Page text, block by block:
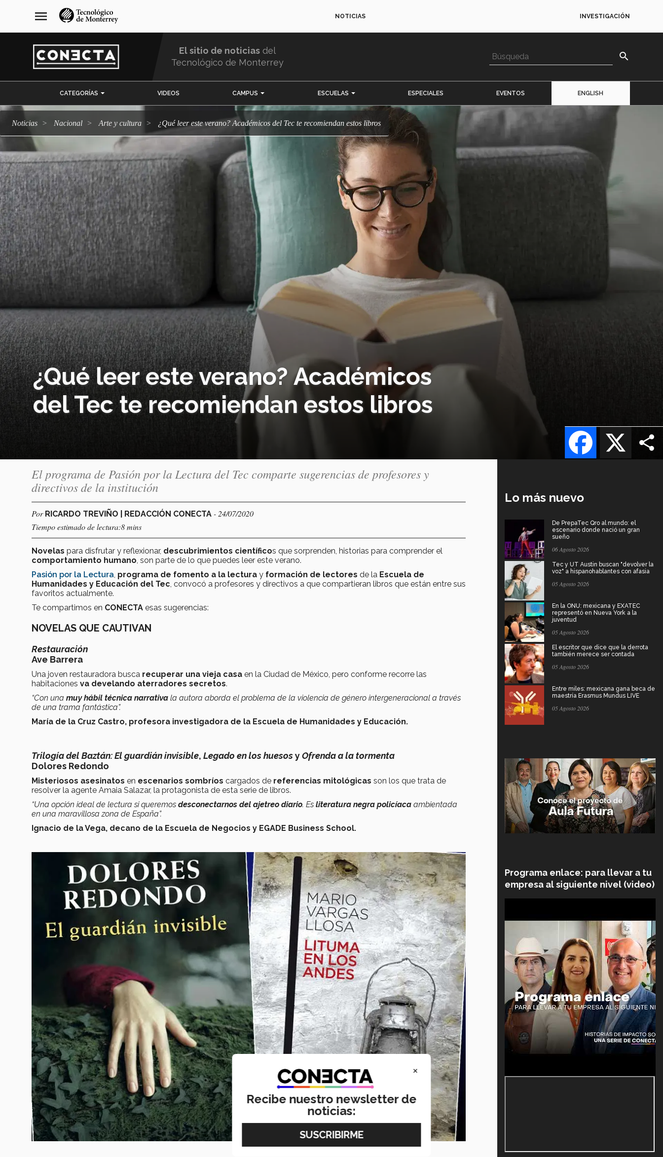
navegación
principal
menu NOTICIAS INVESTIGACIÓN
El sitio de noticias del
Tecnológico de Monterrey
search
CATEGORÍAS VIDEOS CAMPUS ESCUELAS ESPECIALES EVENTOS ENGLISH
Noticias Nacional arte y cultura ¿Qué leer este verano? Académicos del Tec te recomiendan estos libros
¿Qué leer este verano? Académicos
del Tec te recomiendan estos libros
X
Facebook
El programa de Pasión por la Lectura del Tec comparte sugerencias de profesores y
directivos de la institución
Por RICARDO TREVIÑO | REDACCIÓN CONECTA - 24/07/2020
Tiempo estimado de lectura:8 mins
Novelas para disfrutar y reflexionar, descubrimientos científicos que sorprenden, historias para comprender el
comportamiento humano , son parte de lo que puedes leer este verano.
Pasión por la Lectura programa de fomento a la lectura y formación de lectores de la Escuela de
Humanidades y Educación del Tec , convocó a profesores y directivos a que compartieran libros que están entre sus
favoritos actualmente.
Te compartimos en CONECTA esas sugerencias:
NOVELAS QUE CAUTIVAN
Restauración
Ave Barrera
Una joven restauradora busca recuperar una vieja casa en la Ciudad de México, pero conforme recorre las
habitaciones va develando aterradores secretos.
“Con una muy hábil técnica narrativa la autora aborda el problema de la violencia de género intergeneracional a través
de una trama fantástica”.
María de la Cruz Castro, profesora investigadora de la Escuela de Humanidades y Educación.
Trilogía del Baztán: El guardián invisible, Legado en los huesosyOfrenda a la tormenta
Dolores Redondo
Misteriosos asesinatos en escenarios sombríos cargados de referencias mitológicas son los que trata de
resolver la agente Amaia Salazar, la protagonista de esta serie de libros.
“Una opción ideal de lectura si queremos desconectarnos del ajetreo diario. Es literatura negra policíaca ambientada
en una maravillosa zona de España”.
Ignacio de la Vega, decano de la Escuela de Negocios y EGADE Business School.
Lo más nuevo
De PrepaTec Qro al mundo: el
escenario donde nació un gran
sueño
06 Agosto 2026
Tec y UT Austin buscan "devolver la
voz" a hispanohablantes con afasia
05 Agosto 2026
En la ONU: mexicana y EXATEC
representó en Nueva York a la
juventud
05 Agosto 2026
El escritor que dice que la derrota
también merece ser contada
05 Agosto 2026
Entre miles: mexicana gana beca de
maestría Erasmus Mundus LIVE
05 Agosto 2026
Programa enlace: para llevar a tu
empresa al siguiente nivel (video)
×
Recibe nuestro newsletter de
noticias: